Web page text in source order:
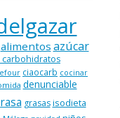
alimentos azúcar
ciaocarb cocinar
denunciable
grasas isodieta